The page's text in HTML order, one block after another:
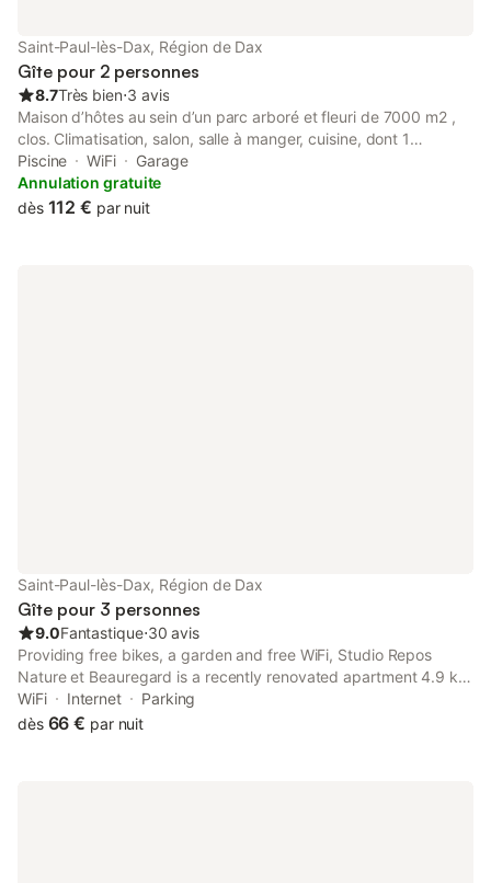
Saint-Paul-lès-Dax, Région de Dax
Gîte pour 2 personnes
8.7Très bien⋅3 avis
Maison d’hôtes au sein d’un parc arboré et fleuri de 7000 m2 ,
clos. Climatisation, salon, salle à manger, cuisine, dont 1
chambre les Oliviers, avec literie neuve, Piscine. Dax (gare TGV
à 4 km) est à 25 minutes de la côte Atlantique, soit de
Messanges à Biarritz (aéroport à 50 km). La propriété dispose
Piscine WiFi
Garage
Annulation gratuite
dès 112 € par nuit
Saint-Paul-lès-Dax, Région de Dax
Gîte pour 3 personnes
9.0Fantastique⋅30 avis
Providing free bikes, a garden and free WiFi, Studio Repos
Nature et Beauregard is a recently renovated apartment 4.9 km
from Dax Train Station and 4.7 km from Sainte-Marie Cathedral.
WiFi Internet
Parking
dès 66 € par nuit